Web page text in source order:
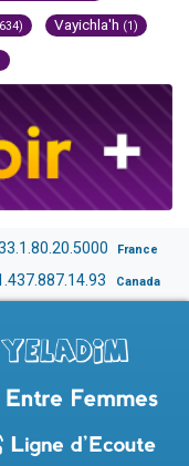
Vayichla'h (1)
France
Canada